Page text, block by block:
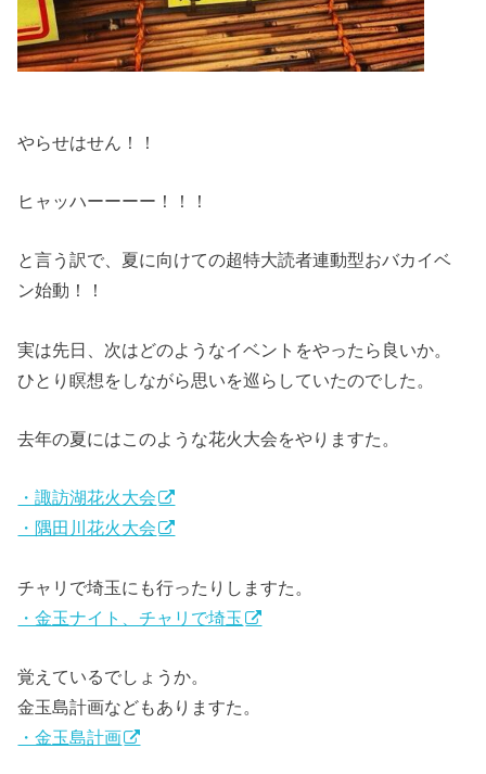
やらせはせん！！
ヒャッハーーーー！！！
と言う訳で、夏に向けての超特大読者連動型おバカイベ
ン始動！！
実は先日、次はどのようなイベントをやったら良いか。
ひとり瞑想をしながら思いを巡らしていたのでした。
去年の夏にはこのような花火大会をやりますた。
・諏訪湖花火大会
・隅田川花火大会
チャリで埼玉にも行ったりしますた。
・金玉ナイト、チャリで埼玉
覚えているでしょうか。
金玉島計画などもありますた。
・金玉島計画